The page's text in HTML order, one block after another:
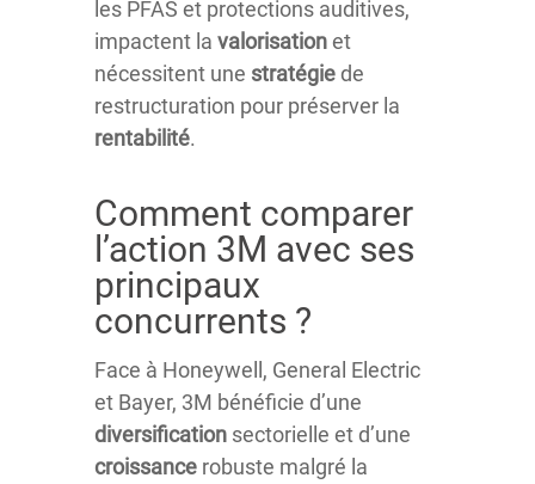
les PFAS et protections auditives,
impactent la valorisationet
nécessitent une stratégie de
restructuration pour préserver la
rentabilité.
Comment comparer
l’action 3M avec ses
principaux
concurrents ?
Face à Honeywell, General Electric
et Bayer, 3M bénéficie d’une
diversification sectorielle et d’une
croissance robuste malgré la